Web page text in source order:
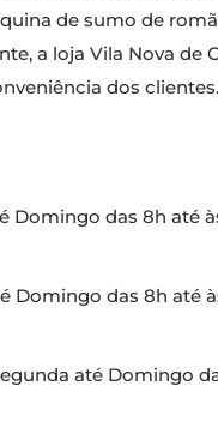
de sumo de
a loja Vila Nova de
dos clientes.
Domingo das 8h até
Domingo das 8h até
até Domingo